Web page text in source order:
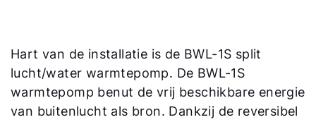
Hart van de installatie is de BWL-1S split
lucht/water warmtepomp. De BWL-1S
warmtepomp benut de vrij beschikbare energie
van buitenlucht als bron. Dankzij de reversibel